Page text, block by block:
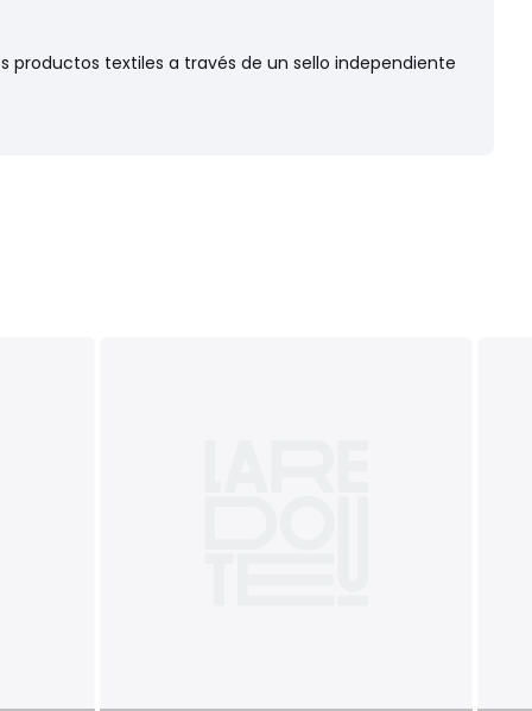
productos textiles a través de un sello independiente